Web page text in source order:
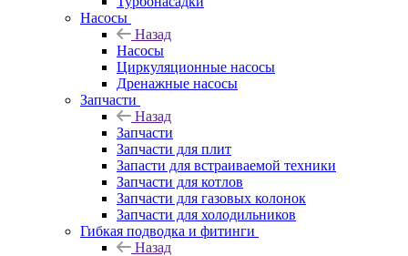
Насосы
Назад
Насосы
Циркуляционные насосы
Дренажные насосы
Запчасти
Назад
Запчасти
Запчасти для плит
Запасти для встраиваемой техники
Запчасти для котлов
Запчасти для газовых колонок
Запчасти для холодильников
Гибкая подводка и фитинги
Назад